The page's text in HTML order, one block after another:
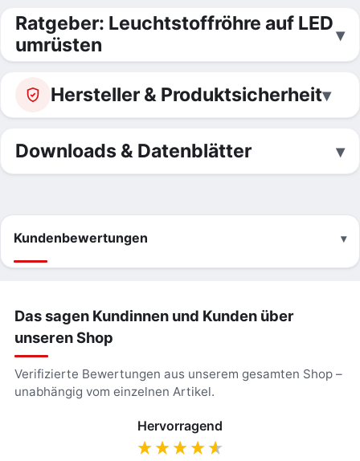
Ratgeber: Leuchtstoffröhre auf LED
umrüsten
Hersteller & Produktsicherheit
Downloads & Datenblätter
Kundenbewertungen
Das sagen Kundinnen und Kunden über
unseren Shop
Verifizierte Bewertungen aus unserem gesamten Shop –
unabhängig vom einzelnen Artikel.
Hervorragend